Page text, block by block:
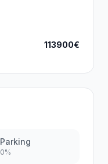
113900€
Parking
0%